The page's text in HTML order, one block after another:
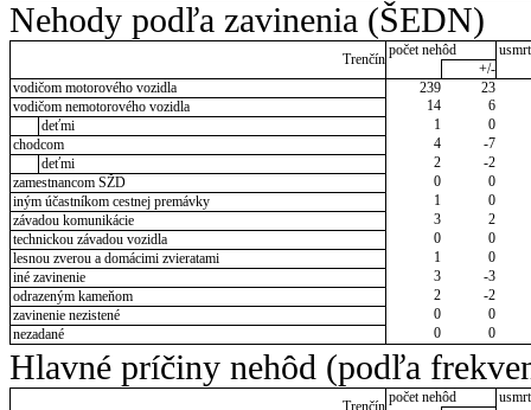
Nehody podľa zavinenia (ŠEDN)
Trenčín
počet nehôd
+/-
vodičom motorového vozidla
239
23
vodičom nemotorového vozidla
14
6
deťmi
1
0
chodcom
4
-7
deťmi
2
-2
zamestnancom SŽD
0
0
iným účastníkom cestnej premávky
1
0
závadou komunikácie
3
2
technickou závadou vozidla
0
0
lesnou zverou a domácimi zvieratami
1
0
iné zavinenie
3
-3
odrazeným kameňom
2
-2
zavinenie nezistené
0
0
nezadané
0 0
Hlavné príčiny nehôd (podľa
Trenčín
počet nehôd